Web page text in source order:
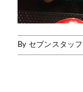
By セブンスタッフ